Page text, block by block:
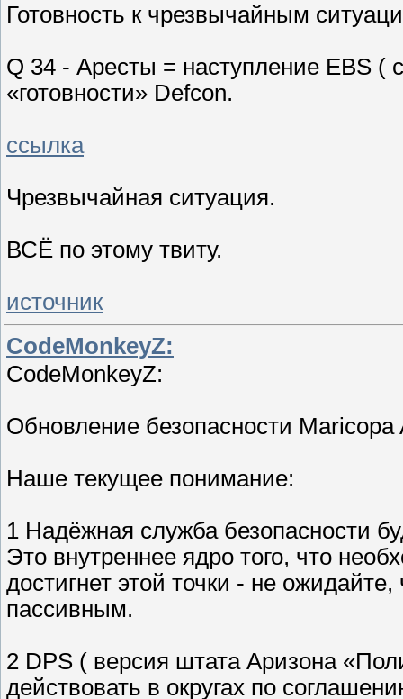
Готовность к чрезвычайным
Q 34 - Аресты = наступление EBS (
«готовности» Defcon.
ссылка
Чрезвычайная ситуация.
ВСЁ по этому твиту.
источник
CodeMonkeyZ:
CodeMonkeyZ:
Обновление безопасности Maricopa
Наше текущее понимание:
1 Надёжная служба безопасности
Это внутреннее ядро того, что
достигнет этой точки - не
пассивным.
2 DPS ( версия штата Аризона
действовать в округах по